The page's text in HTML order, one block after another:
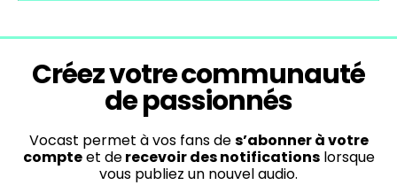
Créez votre communauté
de passionnés
Vocast permet à vos fans des’abonner à votre
compteet derecevoir des notificationslorsque
vous publiez un nouvel audio.